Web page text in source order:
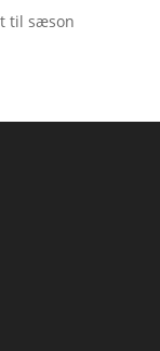
til sæson